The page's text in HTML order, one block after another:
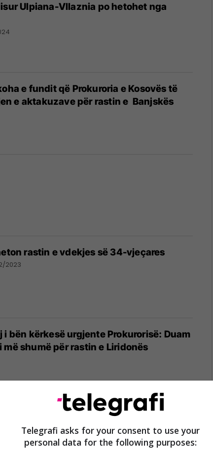
Ulpiana-Vllaznia po hetohet nga
e fundit që Prokuroria e Kosovës të
e aktakuzave për rastin e Banjskës
rastin e vdekjes së 34-vjeçares
2023
i bën kërkesë urgjente Prokurorisë: Duam
shumë për rastin e Liridonës
të islamit: Shkelje a 'tragjikomedi'
Telegrafi asks for your consent to use your
personal data for the following purposes: